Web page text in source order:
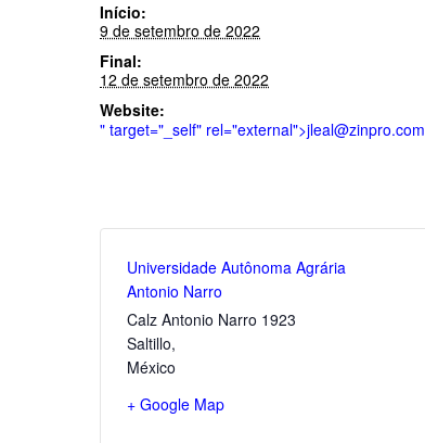
Início:
9 de setembro de 2022
Final:
12 de setembro de 2022
Website:
" target="_self" rel="external">jleal@zinpro.com
Universidade Autônoma Agrária
Antonio Narro
Calz Antonio Narro 1923
Saltillo,
México
+ Google Map